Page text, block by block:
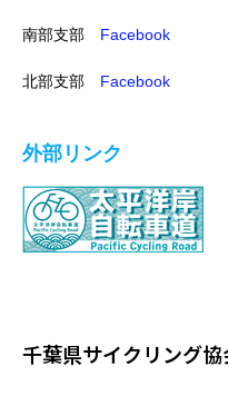
南部支部 Facebook
北部支部 Facebook
外部リンク
千葉県サイクリング協